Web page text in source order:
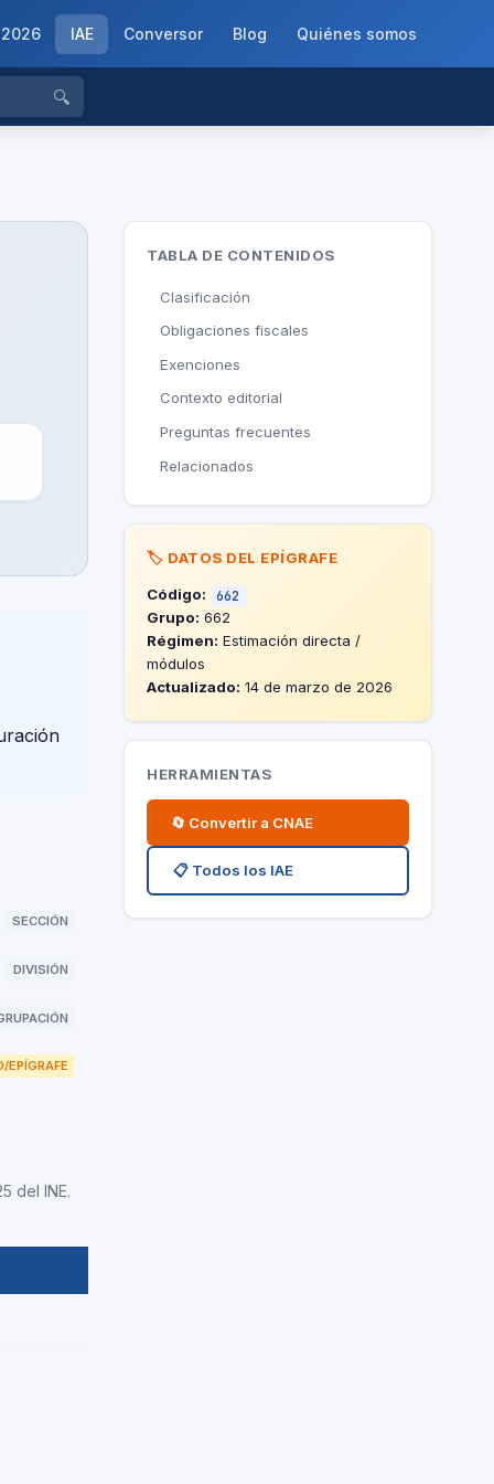
2026 IAE Conversor Blog Quiénes somos
🔍
SECCIÓN
DIVISIÓN
EPÍGRAFE
del INE.
TABLA DE CONTENIDOS
Clasificación
Obligaciones fiscales
Exenciones
Contexto editorial
Preguntas frecuentes
Relacionados
🏷️ DATOS DEL EPÍGRAFE
Código:
662
Grupo: 662
Régimen: Estimación directa /
módulos
Actualizado: 14 de marzo de 2026
HERRAMIENTAS
🔄 Convertir a CNAE
📋 Todos los IAE